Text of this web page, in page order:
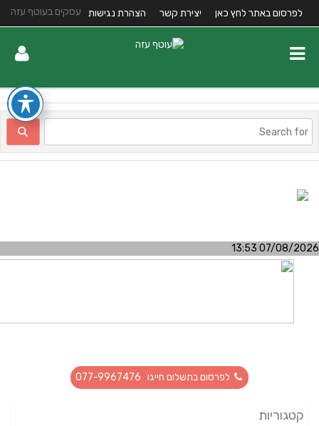
עסקים בעוטף עזה לפרסום באתר לחץ כאן יצירת קשר הצהרת נגישות
07/08/2026
לפרסום בתשלום חייגו 077-9967476
קטגוריות